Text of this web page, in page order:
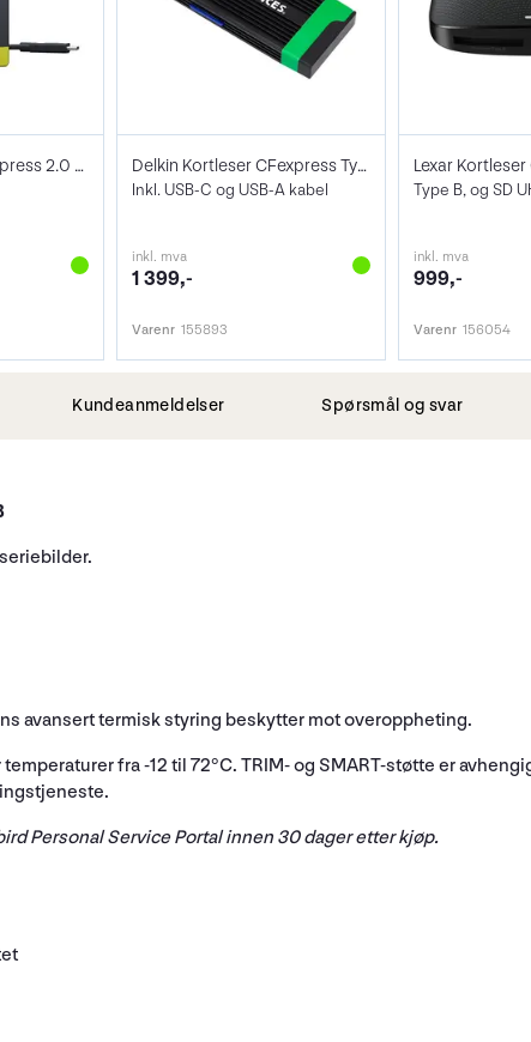
Angelbird PKT CFexpress 2.0 Type B Delkin Kortleser CFexpress Type B & SD
Inkl. USB-C og USB-A kabel
inkl. mva
1 399,-
Varenr 155893
inkl. mva
999,-
Varenr 156054
Kundeanmeldelser Spørsmål og svar
avansert termisk styring beskytter mot overoppheting.
fra -12 til 72°C. TRIM- og SMART-støtte er
Personal Service Portal innen 30 dager etter kjøp.